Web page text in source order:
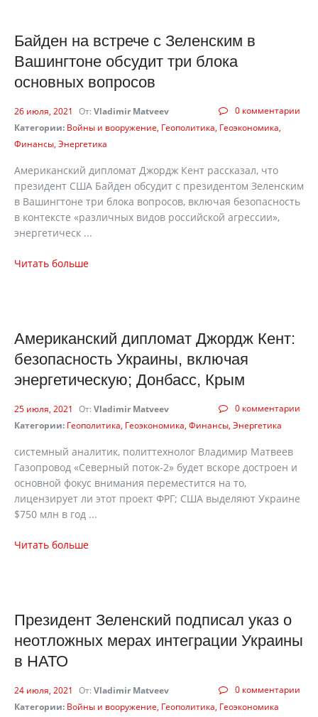
Байден на встрече с Зеленским в
Вашингтоне обсудит три блока
основных вопросов
0 комментарии
26 июля, 2021 От: Vladimir Matveev
Категории: Войны и вооружение Геополитика Геоэкономика
Финансы Энергетика
Американский дипломат Джордж Кент рассказал, что
президент США Байден обсудит с президентом Зеленским
в Вашингтоне три блока вопросов, включая безопасность
в контексте «различных видов российской агрессии»,
энергетическ ...
Читать больше
Американский дипломат Джордж Кент:
безопасность Украины, включая
энергетическую; Донбасс, Крым
0 комментарии
25 июля, 2021 От: Vladimir Matveev
Категории: Геополитика Геоэкономика Финансы Энергетика
системный аналитик, политтехнолог Владимир Матвеев
Газопровод «Северный поток-2» будет вскоре достроен и
основной фокус внимания переместится на то,
лицензирует ли этот проект ФРГ; США выделяют Украине
$750 млн в год ...
Читать больше
Президент Зеленский подписал указ о
неотложных мерах интеграции Украины
в НАТО
0 комментарии
24 июля, 2021 От: Vladimir Matveev
Категории: Войны и вооружение Геополитика Геоэкономика